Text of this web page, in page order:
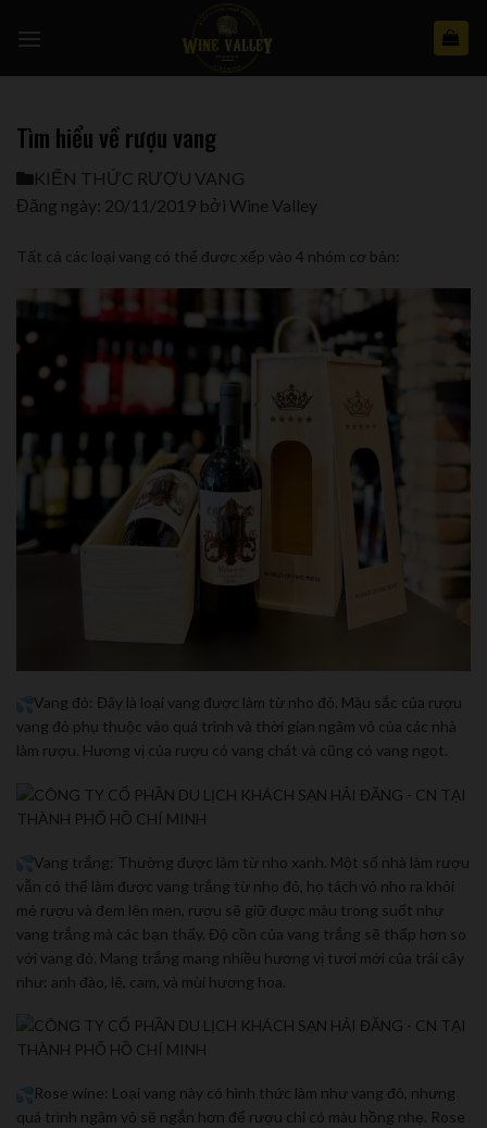
Tìm hiểu về rượu vang
KIẾN THỨC RƯỢU VANG
Đăng ngày: 20/11/2019 bởi Wine Valley
Tất cả các loại vang có thể được xếp vào 4 nhóm cơ bản:
Vang đỏ: Đây là loại vang được làm từ nho đỏ. Màu sắc của rượu
vang đỏ phụ thuộc vào quá trình và thời gian ngâm vỏ của các nhà
làm rượu. Hương vị của rượu có vang chát và cũng có vang ngọt.
Vang trắng: Thường được làm từ nho xanh. Một số nhà làm rượu
vẫn có thể làm được vang trắng từ nho đỏ, họ tách vỏ nho ra khỏi
mẻ rượu và đem lên men, rượu sẽ giữ được màu trong suốt như
vang trắng mà các bạn thấy. Độ cồn của vang trắng sẽ thấp hơn so
với vang đỏ. Mang trắng mang nhiều hương vị tươi mới của trái cây
như: anh đào, lê, cam, và mùi hương hoa.
Rose wine: Loại vang này có hình thức làm như vang đỏ, nhưng
quá trình ngâm vỏ sẽ ngắn hơn để rượu chỉ có màu hồng nhẹ. Rose